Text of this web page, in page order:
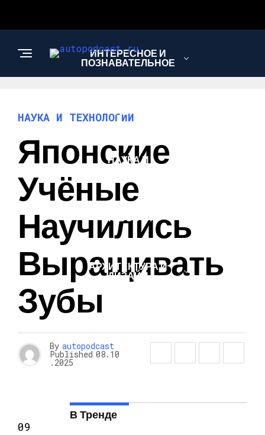
ИНТЕРЕСНОЕ И
ПОЗНАВАТЕЛЬНОЕ
АВТО
НАУКА И
НОВОСТИ
АРХИТЕКТУРА И
ДИЗАЙН
НАУКА И ТЕХНОЛОГИИ
Японские
Учёные
Научились
Выращивать
Зубы
By autopodcast
Published 08.10
.2025
09
В Тренде